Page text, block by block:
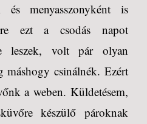
és menyasszonyként is
ezt a csodás napot
leszek, volt pár olyan
csinálnék. Ezért
a weben. Küldetésem,
készülő pároknak